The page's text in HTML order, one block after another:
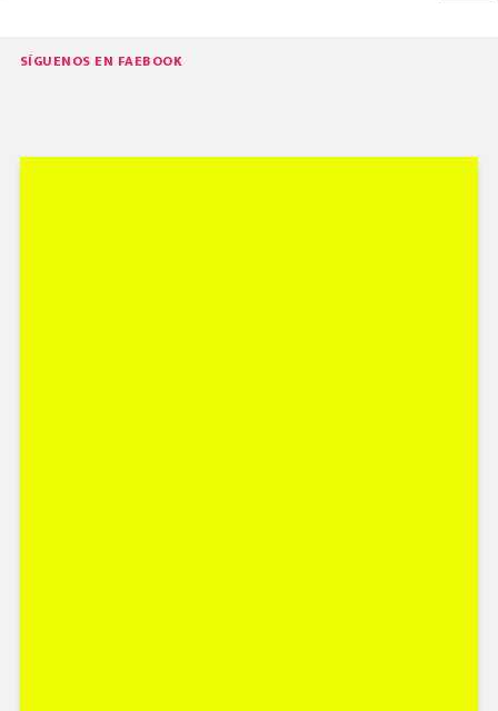
SÍGUENOS EN FAEBOOK